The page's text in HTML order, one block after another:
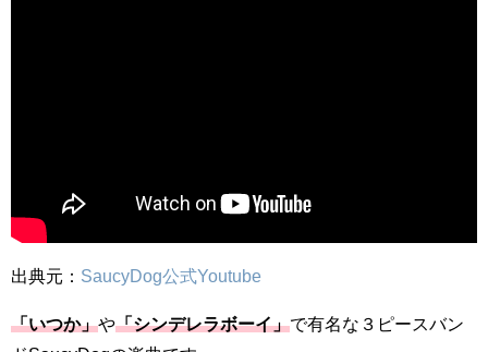
出典元： SaucyDog公式Youtube
「いつか」や「シンデレラボーイ」で有名な３ピースバン